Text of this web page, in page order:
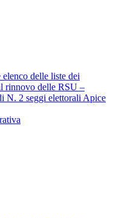
delle liste dei
rinnovo delle RSU –
N. 2 seggi elettorali Apice